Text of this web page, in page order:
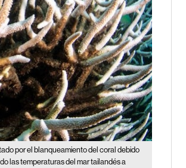
por el blanqueamiento del coral debido
las temperaturas del mar tailandés a